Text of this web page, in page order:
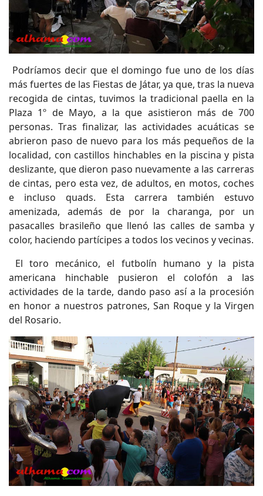
Podríamos decir que el domingo fue uno de los días
más fuertes de las Fiestas de Játar, ya que, tras la nueva
recogida de cintas, tuvimos la tradicional paella en la
Plaza 1º de Mayo, a la que asistieron más de 700
personas. Tras finalizar, las actividades acuáticas se
abrieron paso de nuevo para los más pequeños de la
localidad, con castillos hinchables en la piscina y pista
deslizante, que dieron paso nuevamente a las carreras
de cintas, pero esta vez, de adultos, en motos, coches
e incluso quads. Esta carrera también estuvo
amenizada, además de por la charanga, por un
pasacalles brasileño que llenó las calles de samba y
color, haciendo partícipes a todos los vecinos y vecinas.
El toro mecánico, el futbolín humano y la pista
americana hinchable pusieron el colofón a las
actividades de la tarde, dando paso así a la procesión
en honor a nuestros patrones, San Roque y la Virgen
del Rosario.